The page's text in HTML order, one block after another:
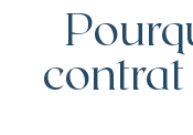
contrat